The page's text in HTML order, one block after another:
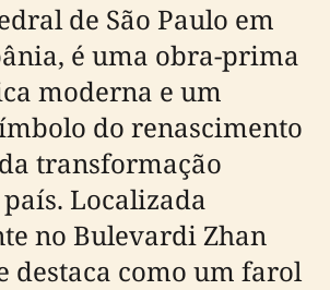
de São Paulo em
é uma obra-prima
moderna e um
do renascimento
transformação
Localizada
no Bulevardi Zhan
destaca como um farol